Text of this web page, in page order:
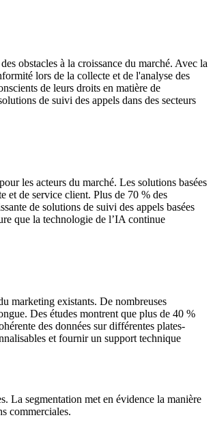
obstacles à la croissance du marché. Avec la
lors de la collecte et de l'analyse des
de leurs droits en matière de
de suivi des appels dans des secteurs
les acteurs du marché. Les solutions basées
et de service client. Plus de 70 % des
de solutions de suivi des appels basées
que la technologie de l’IA continue
marketing existants. De nombreuses
Des études montrent que plus de 40 %
des données sur différentes plates-
et fournir un support technique
La segmentation met en évidence la manière
commerciales.